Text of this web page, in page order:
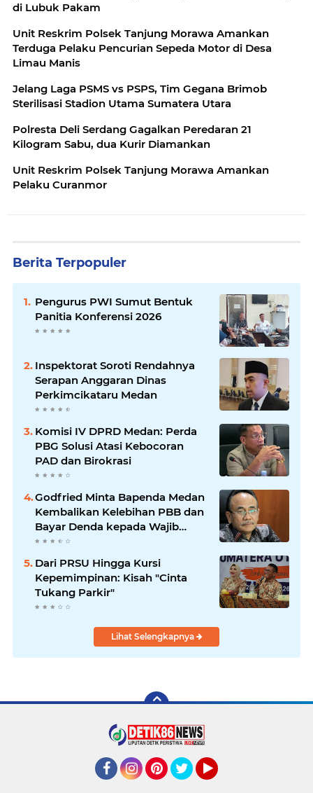
di Lubuk Pakam
Unit Reskrim Polsek Tanjung Morawa Amankan
Terduga Pelaku Pencurian Sepeda Motor di Desa
Limau Manis
Jelang Laga PSMS vs PSPS, Tim Gegana Brimob
Sterilisasi Stadion Utama Sumatera Utara
Polresta Deli Serdang Gagalkan Peredaran 21
Kilogram Sabu, dua Kurir Diamankan
Unit Reskrim Polsek Tanjung Morawa Amankan
Pelaku Curanmor
Berita Terpopuler
Pengurus PWI Sumut Bentuk
Panitia Konferensi 2026
Inspektorat Soroti Rendahnya
Serapan Anggaran Dinas
Perkimcikataru Medan
Komisi IV DPRD Medan: Perda
PBG Solusi Atasi Kebocoran
PAD dan Birokrasi
Godfried Minta Bapenda Medan
Kembalikan Kelebihan PBB dan
Bayar Denda kepada Wajib
Pajak
Dari PRSU Hingga Kursi
Kepemimpinan: Kisah "Cinta
Tukang Parkir"
Lihat Selengkapnya